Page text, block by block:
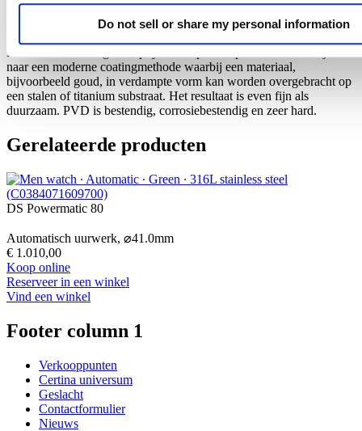
Do not sell or share my personal information
PVD is de afkorting voor physical vapour deposition en verwijst
naar een moderne coatingmethode waarbij een materiaal,
bijvoorbeeld goud, in verdampte vorm kan worden overgebracht op
een stalen of titanium substraat. Het resultaat is even fijn als
duurzaam. PVD is bestendig, corrosiebestendig en zeer hard.
Gerelateerde producten
DS Powermatic 80
Automatisch uurwerk, ⌀41.0mm
€ 1.010,00
Koop online
Reserveer in een winkel
Vind een winkel
Footer column 1
Verkooppunten
Certina universum
Geslacht
Contactformulier
Nieuws